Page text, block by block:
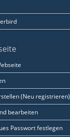
(Neu registrieren)
bearbeiten
Passwort festlegen